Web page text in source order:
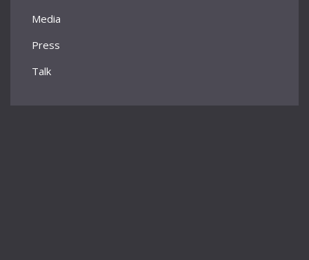
Media
Press
Talk